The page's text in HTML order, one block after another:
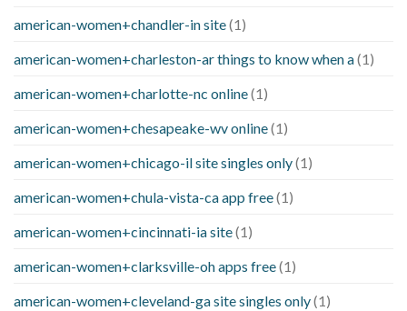
american-women+chandler-in site(1)
american-women+charleston-ar things to know when a(1)
american-women+charlotte-nc online(1)
american-women+chesapeake-wv online(1)
american-women+chicago-il site singles only(1)
american-women+chula-vista-ca app free(1)
american-women+cincinnati-ia site(1)
american-women+clarksville-oh apps free(1)
american-women+cleveland-ga site singles only(1)